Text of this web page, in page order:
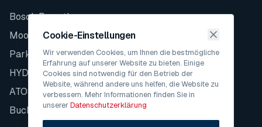
Bosch Rexroth
Moog
Parker
HYDAC
ATOS
Bucher
Cookie-Einstellungen
Wir verwenden Cookies, um Ihnen die bestmögliche
Erfahrung auf unserer Website zu bieten. Einige
Cookies sind notwendig für den Betrieb der
Website, während andere uns helfen, die Website zu
verbessern. Mehr Informationen finden Sie in
unsererDatenschutzerklärung